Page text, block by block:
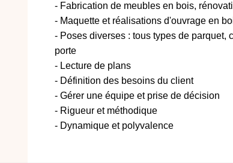
- Fabrication de meubles en bois,
- Maquette et réalisations d'ouvrage en
- Poses diverses : tous types de parquet,
porte
- Lecture de plans
- Définition des besoins du client
- Gérer une équipe et prise de décision
- Rigueur et méthodique
- Dynamique et polyvalence